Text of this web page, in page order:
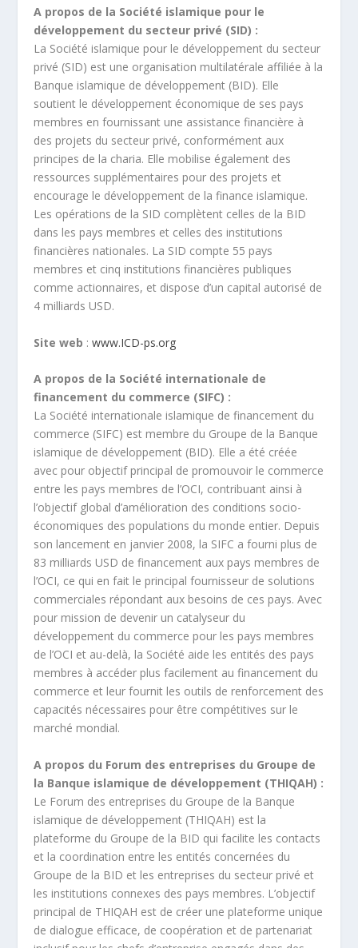
A propos de la Société islamique pour le
développement du secteur privé (SID) :
La Société islamique pour le développement du secteur
privé (SID) est une organisation multilatérale affiliée à la
Banque islamique de développement (BID). Elle
soutient le développement économique de ses pays
membres en fournissant une assistance financière à
des projets du secteur privé, conformément aux
principes de la charia. Elle mobilise également des
ressources supplémentaires pour des projets et
encourage le développement de la finance islamique.
Les opérations de la SID complètent celles de la BID
dans les pays membres et celles des institutions
financières nationales. La SID compte 55 pays
membres et cinq institutions financières publiques
comme actionnaires, et dispose d’un capital autorisé de
4 milliards USD.
Site web :www.ICD-ps.org
A propos de la Société internationale de
financement du commerce (SIFC) :
La Société internationale islamique de financement du
commerce (SIFC) est membre du Groupe de la Banque
islamique de développement (BID). Elle a été créée
avec pour objectif principal de promouvoir le commerce
entre les pays membres de l’OCI, contribuant ainsi à
l’objectif global d’amélioration des conditions socio-
économiques des populations du monde entier. Depuis
son lancement en janvier 2008, la SIFC a fourni plus de
83 milliards USD de financement aux pays membres de
l’OCI, ce qui en fait le principal fournisseur de solutions
commerciales répondant aux besoins de ces pays. Avec
pour mission de devenir un catalyseur du
développement du commerce pour les pays membres
de l’OCI et au-delà, la Société aide les entités des pays
membres à accéder plus facilement au financement du
commerce et leur fournit les outils de renforcement des
capacités nécessaires pour être compétitives sur le
marché mondial.
A propos du Forum des entreprises du Groupe de
la Banque islamique de développement (THIQAH) :
Le Forum des entreprises du Groupe de la Banque
islamique de développement (THIQAH) est la
plateforme du Groupe de la BID qui facilite les contacts
et la coordination entre les entités concernées du
Groupe de la BID et les entreprises du secteur privé et
les institutions connexes des pays membres. L’objectif
principal de THIQAH est de créer une plateforme unique
de dialogue efficace, de coopération et de partenariat